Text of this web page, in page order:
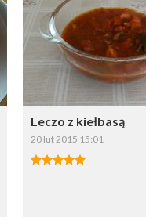
Leczo z kiełbasą
20 lut 2015 15:01